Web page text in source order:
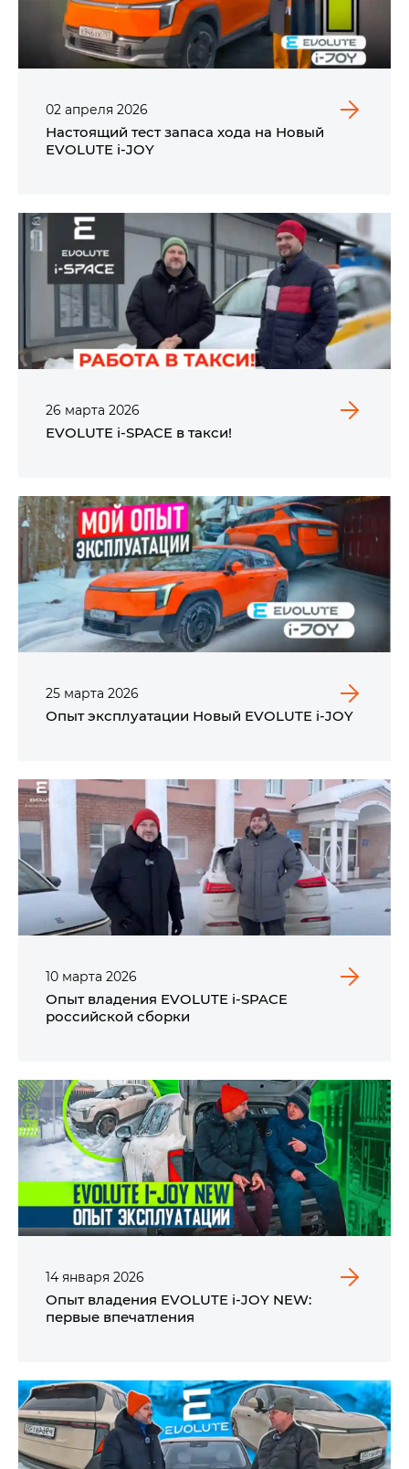
02 апреля 2026
Настоящий тест запаса хода на Новый
EVOLUTE i‑JOY
26 марта 2026
EVOLUTE i‑SPACE в такси!
25 марта 2026
Опыт эксплуатации Новый EVOLUTE i‑JOY
10 марта 2026
Опыт владения EVOLUTE i‑SPACE
российской сборки
14 января 2026
Опыт владения EVOLUTE i‑JOY NEW:
первые впечатления